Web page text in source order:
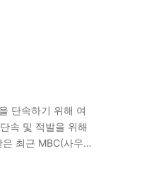
단속하기 위해 여
속 및 적발을 위해
최근 MBC(사우